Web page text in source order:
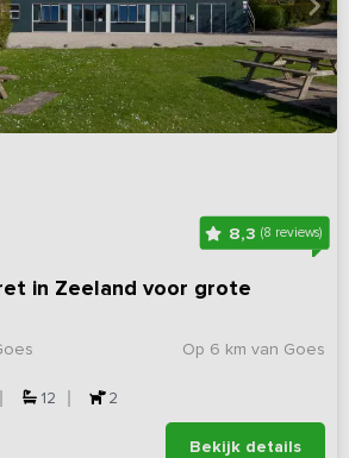
8,3(8 reviews)
in Zeeland voor grote
Op 6 km van Goes
12 2
Bekijk details